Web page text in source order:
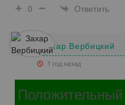
0
Ответить
Захар Вербицкий
1 год назад